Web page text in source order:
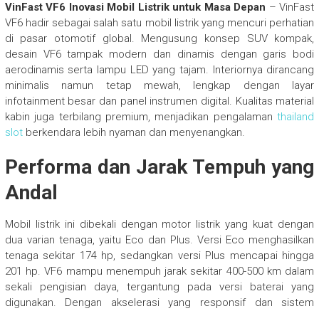
VinFast VF6 Inovasi Mobil Listrik untuk Masa Depan – VinFast
VF6 hadir sebagai salah satu mobil listrik yang mencuri perhatian
di pasar otomotif global. Mengusung konsep SUV kompak,
desain VF6 tampak modern dan dinamis dengan garis bodi
aerodinamis serta lampu LED yang tajam. Interiornya dirancang
minimalis namun tetap mewah, lengkap dengan layar
infotainment besar dan panel instrumen digital. Kualitas material
kabin juga terbilang premium, menjadikan pengalamanthailand
slotberkendara lebih nyaman dan menyenangkan.
Performa dan Jarak Tempuh yang
Andal
Mobil listrik ini dibekali dengan motor listrik yang kuat dengan
dua varian tenaga, yaitu Eco dan Plus. Versi Eco menghasilkan
tenaga sekitar 174 hp, sedangkan versi Plus mencapai hingga
201 hp. VF6 mampu menempuh jarak sekitar 400-500 km dalam
sekali pengisian daya, tergantung pada versi baterai yang
digunakan. Dengan akselerasi yang responsif dan sistem